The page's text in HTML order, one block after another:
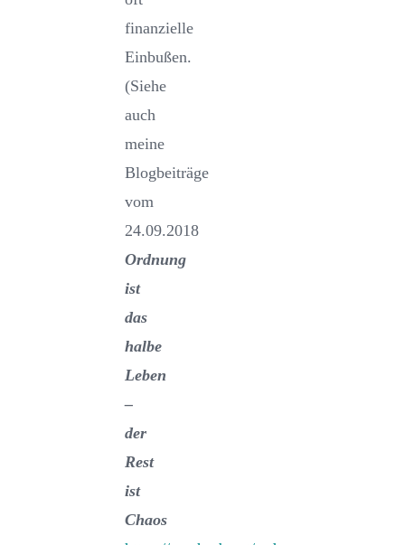
finanzielle
Einbußen.
(Siehe
auch
meine
Blogbeiträge
vom
24.09.2018
Ordnung
ist
das
halbe
Leben
–
der
Rest
ist
Chaos